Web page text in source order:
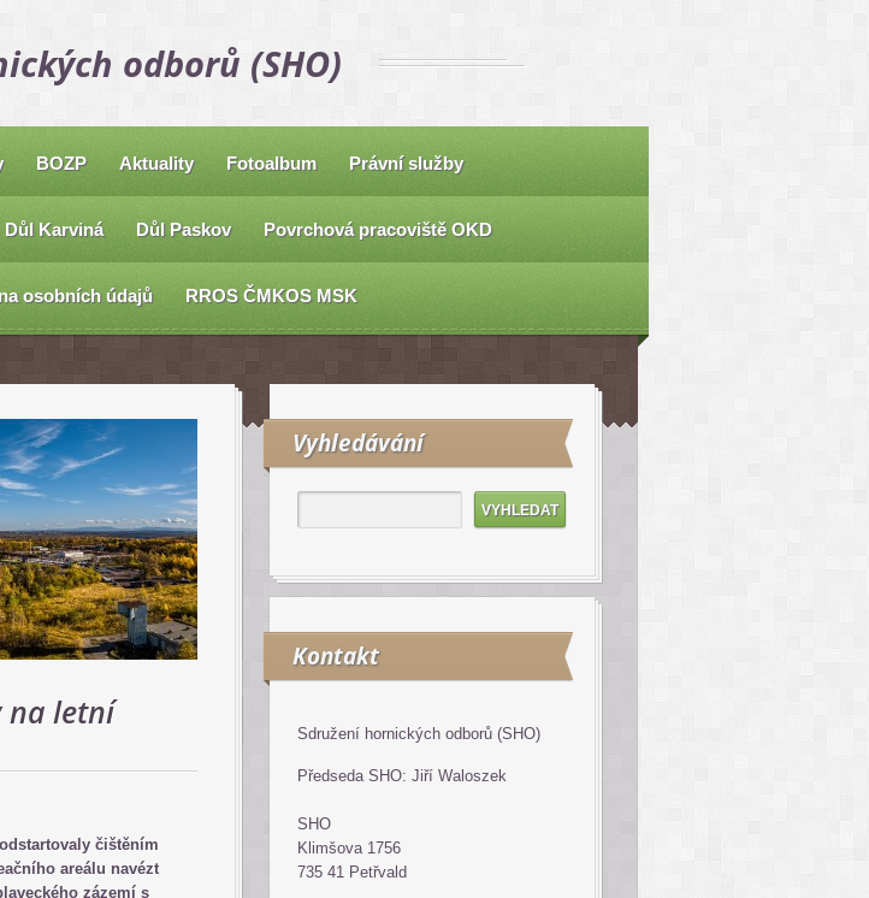
odborů (SHO)
BOZP Aktuality Fotoalbum Právní služby
Důl Karviná Důl Paskov Povrchová pracoviště OKD
osobních údajů RROS ČMKOS MSK
na letní
čištěním
areálu navézt
zázemí s
Vyhledávání
Kontakt
Sdružení hornických odborů (SHO)
Předseda SHO: Jiří Waloszek
SHO
Klimšova 1756
735 41 Petřvald